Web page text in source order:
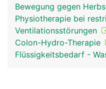
Bewegung gegen
Physiotherapie bei
Ventilationsstörungen
Colon-Hydro-Therapie
Flüssigkeitsbedarf -